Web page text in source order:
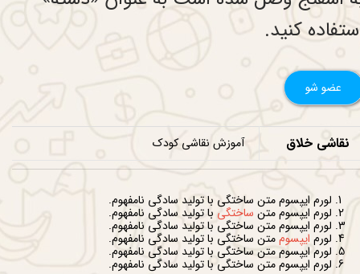
کنید.
عضو شو
نقاشی خلاق آموزش نقاشی کودک
لورم ایپسوم متن ساختگی با تولید سادگی نامفهوم.
لورم ایپسوم متن ساختگی با تولید سادگی نامفهوم.
لورم ایپسوم متن ساختگی با تولید سادگی نامفهوم.
لورم ایپسوممتن ساختگی با تولید سادگی نامفهوم.
لورم ایپسوم متن ساختگی با تولید سادگی نامفهوم.
لورم ایپسوم متن ساختگی با تولید سادگی نامفهوم.